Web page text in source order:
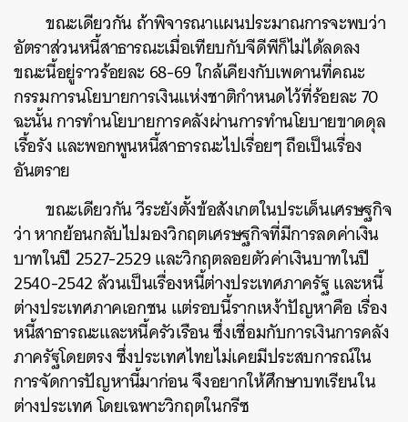
ขณะเดียวกัน ถ้าพิจารณาแผนประมาณการจะพบว่า
อัตราส่วนหนี้สาธารณะเมื่อเทียบกับจีดีพีก็ไม่ได้ลดลง
ขณะนี้อยู่ราวร้อยละ 68-69 ใกล้เคียงกับเพดานที่คณะ
กรรมการนโยบายการเงินแห่งชาติกำหนดไว้ที่ร้อยละ 70
ฉะนั้น การทำนโยบายการคลังผ่านการทำนโยบายขาดดุล
เรื้อรัง และพอกพูนหนี้สาธารณะไปเรื่อยๆ ถือเป็นเรื่อง
อันตราย
ขณะเดียวกัน วีระยังตั้งข้อสังเกตในประเด็นเศรษฐกิจ
ว่า หากย้อนกลับไปมองวิกฤตเศรษฐกิจที่มีการลดค่าเงิน
บาทในปี 2527-2529 และวิกฤตลอยตัวค่าเงินบาทในปี
2540-2542 ล้วนเป็นเรื่องหนี้ต่างประเทศภาครัฐ และหนี้
ต่างประเทศภาคเอกชน แต่รอบนี้รากเหง้าปัญหาคือ เรื่อง
หนี้สาธารณะและหนี้ครัวเรือน ซึ่งเชื่อมกับการเงินการคลัง
ภาครัฐโดยตรง ซึ่งประเทศไทยไม่เคยมีประสบการณ์ใน
การจัดการปัญหานี้มาก่อน จึงอยากให้ศึกษาบทเรียนใน
ต่างประเทศ โดยเฉพาะวิกฤตในกรีซ